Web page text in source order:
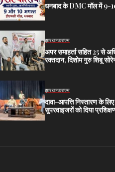
धनबाद के DMC मॉल में 9-
झारखण्डराज्य
अपर समाहर्ता सहित 25 से
रक्तदान, दिशोम गुरु शिबू
झारखण्डराज्य
दावा-आपत्ति निस्तारण के
सुपरवाइजरों को दिया